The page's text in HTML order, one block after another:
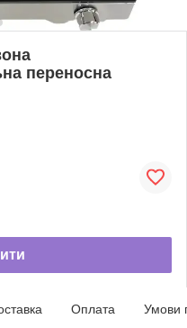
переносна
Оплата Умови